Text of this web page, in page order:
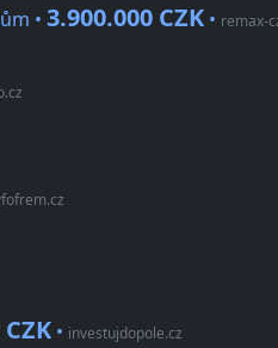
• 3.900.000 CZK • remax-
• investujdopole.cz